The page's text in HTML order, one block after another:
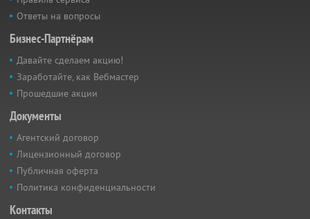
Ответы на вопросы
Бизнес-Партнёрам
Давайте сделаем акцию!
Заработайте, как Вебмастер
Прошедшие акции
Документы
Агентский договор
Лицензионный договор
Публичная оферта
Политика конфиденциальности
Контакты